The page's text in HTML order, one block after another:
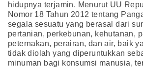
hidupnya terjamin. Menurut UU
Nomor 18 Tahun 2012 tentang
segala sesuatu yang berasal dari
pertanian, perkebunan, kehutanan,
peternakan, perairan, dan air, baik
tidak diolah yang diperuntukkan
minuman bagi konsumsi manusia,